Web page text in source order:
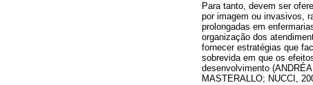
Para tanto, devem ser
por imagem ou invasivos,
prolongadas em
organização dos
fornecer estratégias que
sobrevida em que os
desenvolvimento
MASTERALLO; NUCCI,